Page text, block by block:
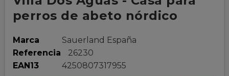
perros de abeto nórdico
Marca
Sauerland España
Referencia
26230
EAN13
4250807317955